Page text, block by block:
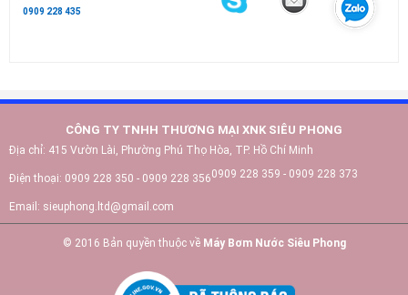
0909 228 435
CÔNG TY TNHH THƯƠNG MẠI XNK SIÊU PHONG
Địa chỉ: 415 Vườn Lài, Phường Phú Thọ Hòa, TP. Hồ Chí Minh
Điện thoại: 0909 228 350 - 0909 228 3560909 228 359 - 0909 228 373
Email: sieuphong.ltd@gmail.com
© 2016 Bản quyền thuộc về Máy Bơm Nước Siêu Phong